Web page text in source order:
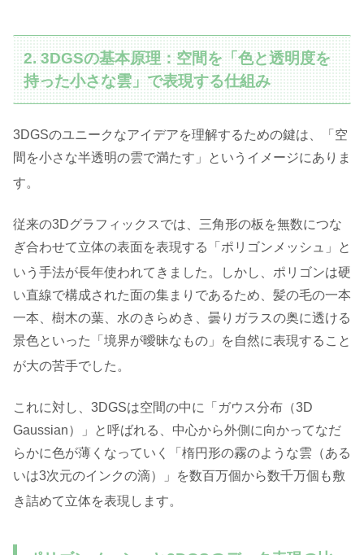
2. 3DGSの基本原理：空間を「色と透明度を
持った小さな雲」で表現する仕組み
3DGSのユニークなアイデアを理解するための鍵は、「空
間を小さな半透明の雲で満たす」というイメージにありま
す。
従来の3Dグラフィックスでは、三角形の板を無数につな
ぎ合わせて立体の表面を表現する「ポリゴンメッシュ」と
いう手法が長年使われてきました。しかし、ポリゴンは硬
い直線で構成された面の集まりであるため、髪の毛の一本
一本、樹木の葉、水のきらめき、曇りガラスの奥に透ける
景色といった「境界が曖昧なもの」を自然に表現すること
が大の苦手でした。
これに対し、3DGSは空間の中に「ガウス分布（3D
Gaussian）」と呼ばれる、中心から外側に向かってなだ
らかに色が薄くなっていく「楕円形の霧のような雲（ある
いは3次元のインクの滴）」を数百万個から数千万個も敷
き詰めて立体を表現します。